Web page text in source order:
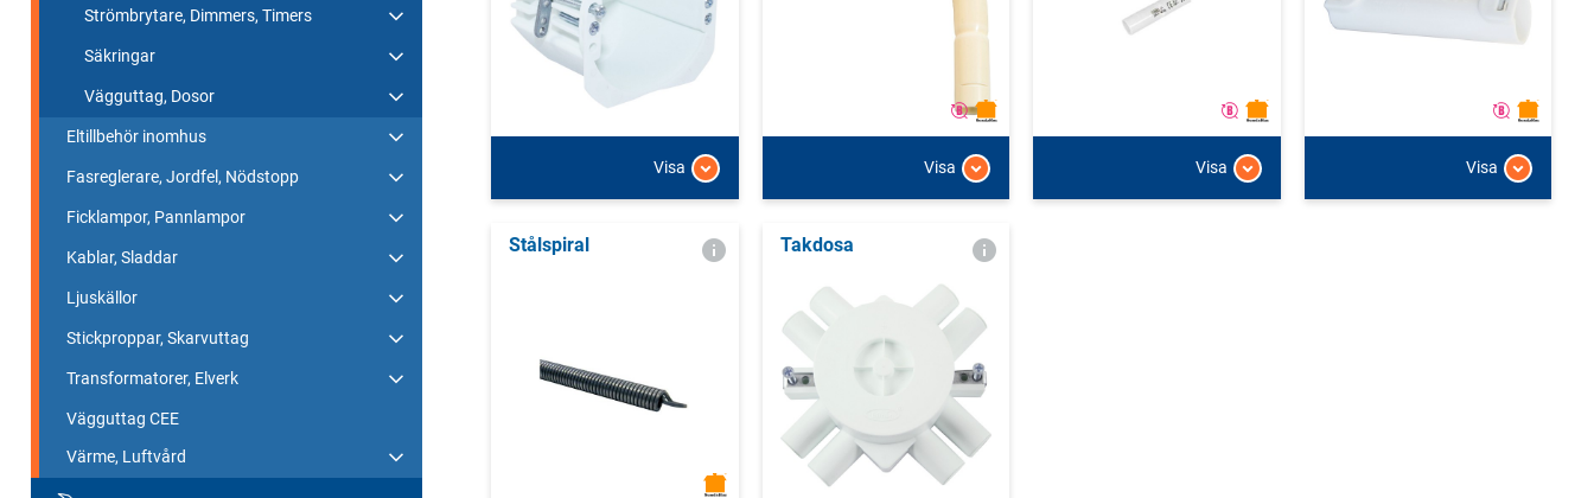
Strömbrytare, Dimmers, Timers
Säkringar
Vägguttag, Dosor
Eltillbehör inomhus
Fasreglerare, Jordfel, Nödstopp
Ficklampor, Pannlampor
Kablar, Sladdar
Ljuskällor
Stickproppar, Skarvuttag
Transformatorer, Elverk
Vägguttag CEE
Värme, Luftvård
Visa Visa Visa Visa
Stålspiral Takdosa